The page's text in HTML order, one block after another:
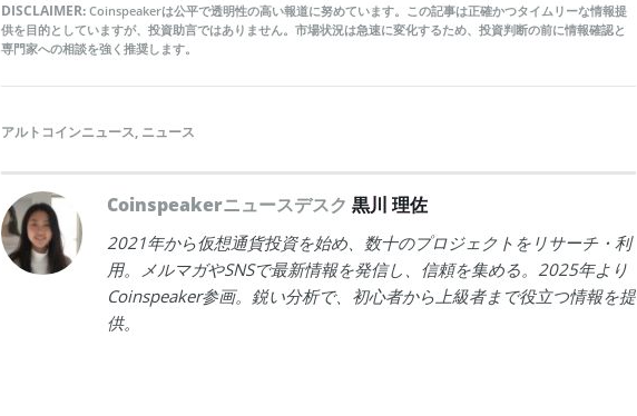
DISCLAIMER: Coinspeakerは公平で透明性の高い報道に努めています。この記事は正確かつタイムリーな情報提
供を目的としていますが、投資助言ではありません。市場状況は急速に変化するため、投資判断の前に情報確認と
専門家への相談を強く推奨します。
アルトコインニュース, ニュース
Coinspeakerニュースデスク 黒川 理佐
2021年から仮想通貨投資を始め、数十のプロジェクトをリサーチ・利
用。メルマガやSNSで最新情報を発信し、信頼を集める。2025年より
Coinspeaker参画。鋭い分析で、初心者から上級者まで役立つ情報を提
供。